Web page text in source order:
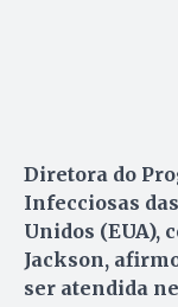
Diretora do
Infecciosas
Unidos (EUA),
Jackson,
ser atendida